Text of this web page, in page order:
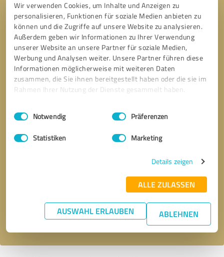
Wir verwenden Cookies, um Inhalte und Anzeigen zu
personalisieren, Funktionen für soziale Medien anbieten zu
können und die Zugriffe auf unsere Website zu analysieren.
Außerdem geben wir Informationen zu Ihrer Verwendung
unserer Website an unsere Partner für soziale Medien,
Werbung und Analysen weiter. Unsere Partner führen diese
Informationen möglicherweise mit weiteren Daten
zusammen, die Sie ihnen bereitgestellt haben oder die sie im
Rahmen Ihrer Nutzung der Dienste gesammelt haben.
Impressum Datenschutzbestimmungen
Einwilligungsauswahl
Notwendig Präferenzen
Statistiken Marketing
Details zeigen
ALLE ZULASSEN
AUSWAHL ERLAUBEN ABLEHNEN
* Erforderliche Angaben
Nachricht senden
Ich stimme denDatenschutzbestimmungen zu.